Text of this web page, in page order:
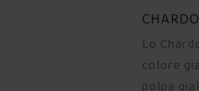
Lo
colore
polpa